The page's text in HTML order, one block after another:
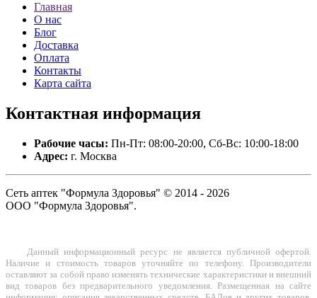
Главная
О нас
Блог
Доставка
Оплата
Контакты
Карта сайта
Контактная информация
Рабочие часы: Пн-Пт: 08:00-20:00, Сб-Вс: 10:00-18:00
Адрес: г. Москва
Сеть аптек "Формула Здоровья" © 2014 - 2026
ООО "Формула Здоровья".
Данный информационный ресурс не является публичной офертой.
Наличие и стоимость товаров уточняйте по телефону. Производители
оставляют за собой право изменять технические характеристики и внешний
вид товаров без предварительного уведомления. Размещенная на сайте